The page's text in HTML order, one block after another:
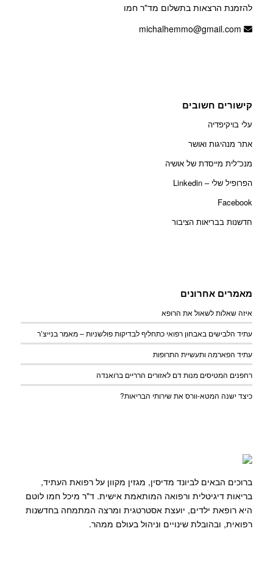
להזמנת הרצאות בתשלום מד"ר חמו
michalhemmo@gmail.com
קישורים חשובים
עלי בויקיפדיה
אתר מנהיגות ואושר
מנכ”לית מייסדת של אושיה
הפרופיל שלי – Linkedin
Facebook
חדשנות בבריאות הציבור
מאמרים אחרונים
איזה שאלות לשאול את הרופא
עתיד הלבישים באבחון רפואי כתחליף לבדיקות פולשניות – מאמר בנייצ’ר
עתיד הפארמה ותעשיית התרופות
רחפנים המטיסים מנות דם לאזורים הרריים ברואנדה
כיצד ישנה המטא-וורס את שירותי הבריאות?
ברוכים הבאים לביונד מדיסין, מגזין מקוון על רפואת העתיד,
בריאות דיגיטלית ורפואה המותאמת אישית. ד"ר מיכל חמו לוטם
היא רופאת ילדים, יועצת אסטרטגית ומרצה המתמחה בחדשנות
רפואית, ובהובלת שינויים וניהול בעולם ממהר.